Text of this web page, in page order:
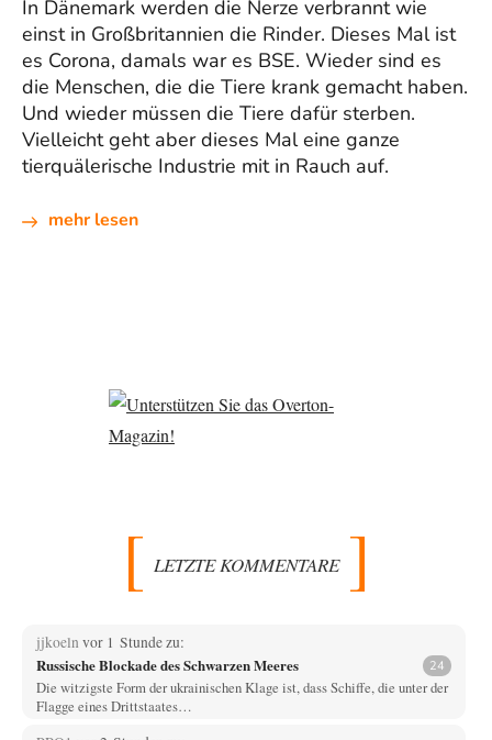
In Dänemark werden die Nerze verbrannt wie
einst in Großbritannien die Rinder. Dieses Mal ist
es Corona, damals war es BSE. Wieder sind es
die Menschen, die die Tiere krank gemacht haben.
Und wieder müssen die Tiere dafür sterben.
Vielleicht geht aber dieses Mal eine ganze
tierquälerische Industrie mit in Rauch auf.
mehr lesen
LETZTE KOMMENTARE
jjkoeln vor 1 Stunde zu:
Russische Blockade des Schwarzen Meeres 24
Die witzigste Form der ukrainischen Klage ist, dass Schiffe, die unter der
Flagge eines Drittstaates…